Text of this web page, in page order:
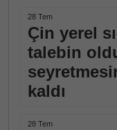
28 Tem
Çin yerel
talebin
kaldı
28 Tem